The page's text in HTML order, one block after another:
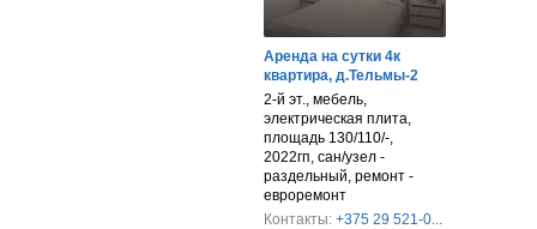
Аренда на сутки 4к
квартира, д.Тельмы-2
2-й эт., мебель,
электрическая плита,
площадь 130/110/-,
2022гп, сан/узел -
раздельный, ремонт -
евроремонт
Контакты: +375 29 521-0...